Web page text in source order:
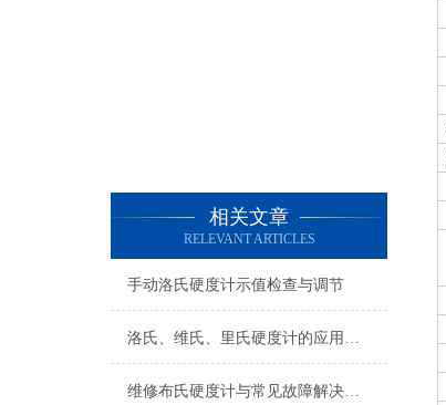
相关文章
RELEVANT ARTICLES
手动洛氏硬度计示值检查与调节
洛氏、维氏、里氏硬度计的应用与如何选择
维修布氏硬度计与常见故障解决方法